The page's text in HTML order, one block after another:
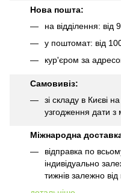
Нова пошта:
на відділення: від
у поштомат: від
кур'єром за
Самовивіз:
зі складу в Києві
узгодження дати
Міжнародна
відправка по
індивідуально
тижнів залежно від